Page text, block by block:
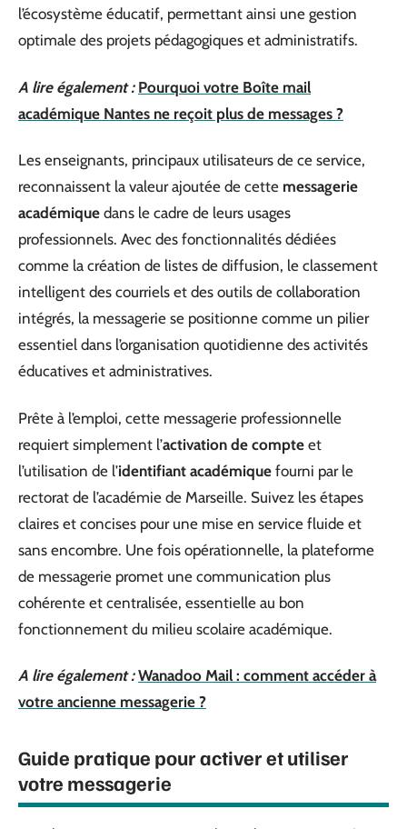
l’écosystème éducatif, permettant ainsi une gestion
optimale des projets pédagogiques et administratifs.
A lire également : Pourquoi votre Boîte mail
académique Nantes ne reçoit plus de messages ?
Les enseignants, principaux utilisateurs de ce service,
reconnaissent la valeur ajoutée de cette messagerie
académique dans le cadre de leurs usages
professionnels. Avec des fonctionnalités dédiées
comme la création de listes de diffusion, le classement
intelligent des courriels et des outils de collaboration
intégrés, la messagerie se positionne comme un pilier
essentiel dans l’organisation quotidienne des activités
éducatives et administratives.
Prête à l’emploi, cette messagerie professionnelle
requiert simplement l’activation de compte et
l’utilisation de l’identifiant académique fourni par le
rectorat de l’académie de Marseille. Suivez les étapes
claires et concises pour une mise en service fluide et
sans encombre. Une fois opérationnelle, la plateforme
de messagerie promet une communication plus
cohérente et centralisée, essentielle au bon
fonctionnement du milieu scolaire académique.
A lire également : Wanadoo Mail : comment accéder à
votre ancienne messagerie ?
Guide pratique pour activer et utiliser
votre messagerie